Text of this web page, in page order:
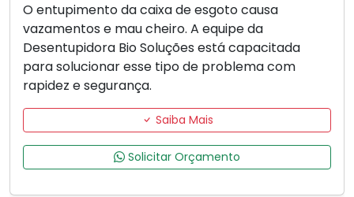
O entupimento da caixa de esgoto causa
vazamentos e mau cheiro. A equipe da
Desentupidora Bio Soluções está capacitada
para solucionar esse tipo de problema com
rapidez e segurança.
Saiba Mais
Solicitar Orçamento